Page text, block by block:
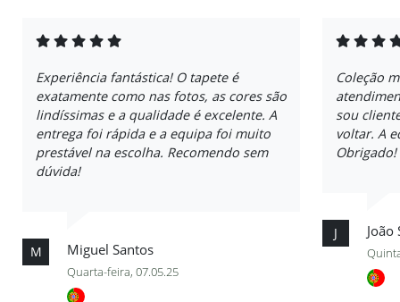
Experiência fantástica! O tapete é
exatamente como nas fotos, as cores são
lindíssimas e a qualidade é excelente. A
entrega foi rápida e a equipa foi muito
prestável na escolha. Recomendo sem
dúvida!
M Miguel Santos
Quarta-feira, 07.05.25
Coleção
sou
voltar. A
Obrigado!
J João